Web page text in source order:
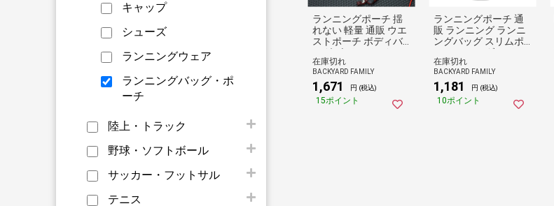
キャップ
シューズ
ランニングウェア
ランニングバッグ・ポ
ーチ
陸上・トラック
野球・ソフトボール
サッカー・フットサル
テニス
ランニングポーチ 揺
れない 軽量 通販 ウエ
ストポーチ ボディバ
ッグ ボディバック ラ
ンニングバッグ ラン
ニングバック ダブル
ポケット 反射板 スポ
ーツ コンパクト ラン
ニング ウォーキング
在庫切れ
BACKYARD FAMILY
1,671 円 (税込)
15ポイント
ランニングポーチ 通
販 ランニング ランニ
ングバッグ スリムポ
ーチ ショルダーバッ
グ 軽量 薄型 ジョギン
グポーチ 男女兼用 サ
イクリング ポーチ バ
ッグ おしゃれ ジョギ
ング マラソン ウォー
在庫切れ
BACKYARD FAMILY
1,181 円 (税込)
10ポイント